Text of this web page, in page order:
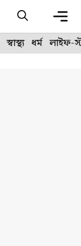
স্বাস্থ্য ধর্ম লাইফ-